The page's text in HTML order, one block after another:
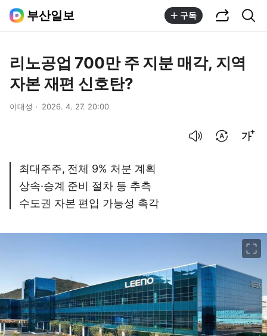
부산일보 구독
리노공업 700만 주 지분 매각, 지역
자본 재편 신호탄?
이대성 2026. 4. 27. 20:00
최대주주, 전체 9% 처분 계획
상속·승계 준비 절차 등 추측
수도권 자본 편입 가능성 촉각